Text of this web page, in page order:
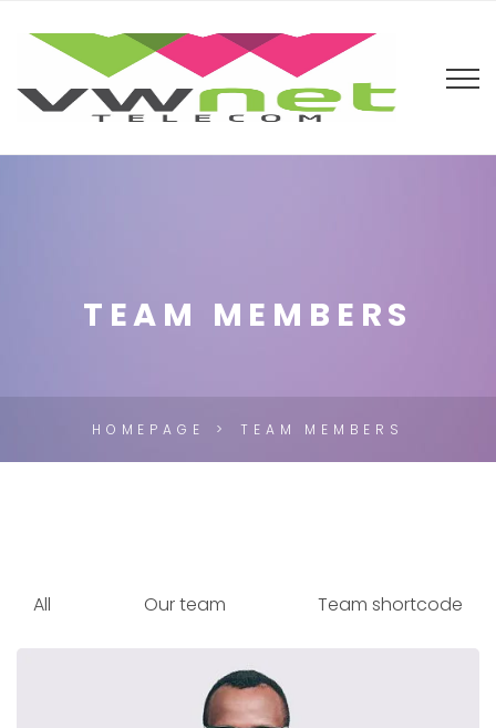
TEAM MEMBERS
HOMEPAGE TEAM MEMBERS
All Our team Team shortcode